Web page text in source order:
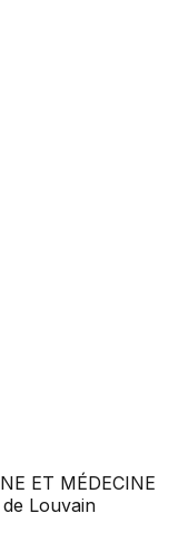
ET MÉDECINE
Louvain